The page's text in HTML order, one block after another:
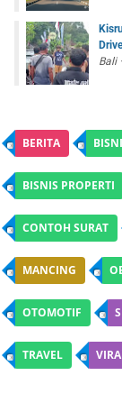
Bali
BERITA
BISNIS PROPERTI
CONTOH SURAT
MANCING
OTOMOTIF
TRAVEL